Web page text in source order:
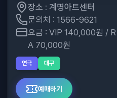
장소 : 계명아트센터
문의처 : 1566-9621
요금 : VIP 140,000원 /
A 70,000원
연극 대구
예매하기